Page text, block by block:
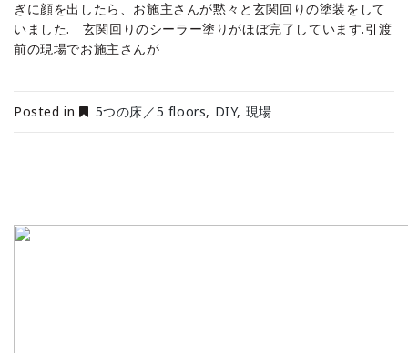
ぎに顔を出したら、お施主さんが黙々と玄関回りの塗装をして
いました. 玄関回りのシーラー塗りがほぼ完了しています.引渡
前の現場でお施主さんが
Posted in 5つの床／5 floors, DIY, 現場